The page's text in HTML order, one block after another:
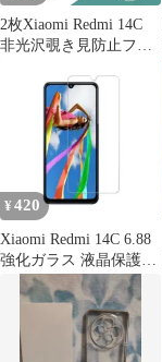
2枚Xiaomi Redmi 14C
非光沢覗き見防止フィ
¥ 420
Xiaomi Redmi 14C 6.88
強化ガラス 液晶保護フ
ィルムL224